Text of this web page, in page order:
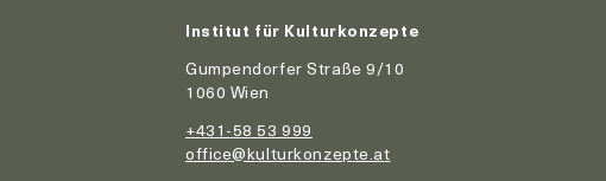
Institut für Kulturkonzepte
Gumpendorfer Straße 9/10
1060 Wien
+431-58 53 999
office@kulturkonzepte.at